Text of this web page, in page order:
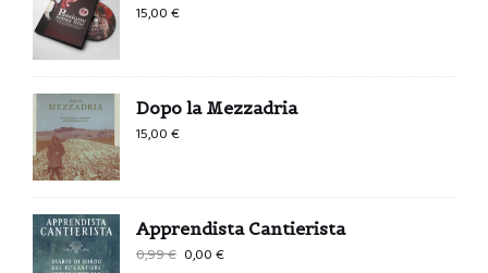
15,00€
Dopo la Mezzadria
15,00€
Apprendista Cantierista
0,99€ 0,00€